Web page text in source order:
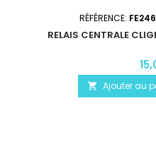
RÉFÉRENCE:
RELAIS CENTRALE
 Ajouter au